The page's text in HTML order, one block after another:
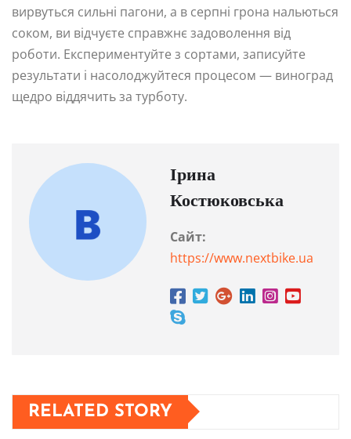
вирвуться сильні пагони, а в серпні грона нальються
соком, ви відчуєте справжнє задоволення від
роботи. Експериментуйте з сортами, записуйте
результати і насолоджуйтеся процесом — виноград
щедро віддячить за турботу.
Ірина
Костюковська
Сайт:
https://www.nextbike.ua
RELATED STORY